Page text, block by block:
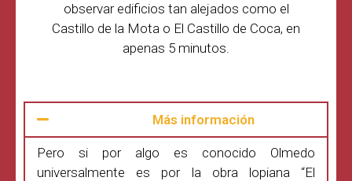
observar edificios tan alejados como el
Castillo de la Mota o El Castillo de Coca, en
apenas 5 minutos.
Más información
Pero si por algo es conocido Olmedo
universalmente es por la obra lopiana “El